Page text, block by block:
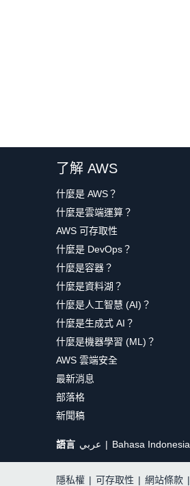
了解 AWS
什麼是 AWS？
什麼是雲端運算？
AWS 可存取性
什麼是 DevOps？
什麼是容器？
什麼是資料湖？
什麼是人工智慧 (AI)？
什麼是生成式 AI？
什麼是機器學習 (ML)？
AWS 雲端安全
最新消息
部落格
新聞稿
語言 عربي Bahasa Indonesia
隱私權 | 可存取性 | 網站條款 |